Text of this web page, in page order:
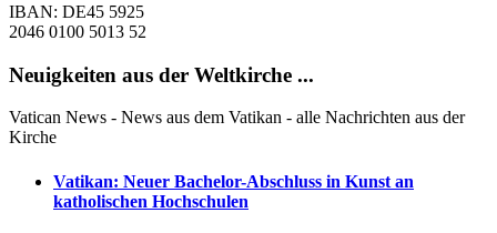
IBAN: DE45 5925
2046 0100 5013 52
Neuigkeiten aus der Weltkirche ...
Vatican News - News aus dem Vatikan - alle Nachrichten aus der
Kirche
Vatikan: Neuer Bachelor-Abschluss in Kunst an
katholischen Hochschulen